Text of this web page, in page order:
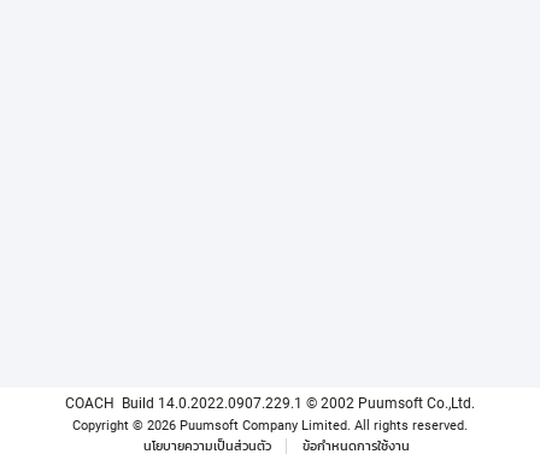
COACH Build 14.0.2022.0907.229.1 © 2002 Puumsoft Co.,Ltd.
Copyright © 2026 Puumsoft Company Limited. All rights reserved.
นโยบายความเป็นส่วนตัว
ข้อกำหนดการใช้งาน